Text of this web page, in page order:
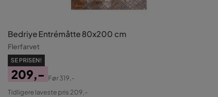
Bedriye Entrémåtte 80x200 cm
Flerfarvet
SE PRISEN!
Pris
209,-
Original
Før319,-
Tidligere laveste pris 209,-